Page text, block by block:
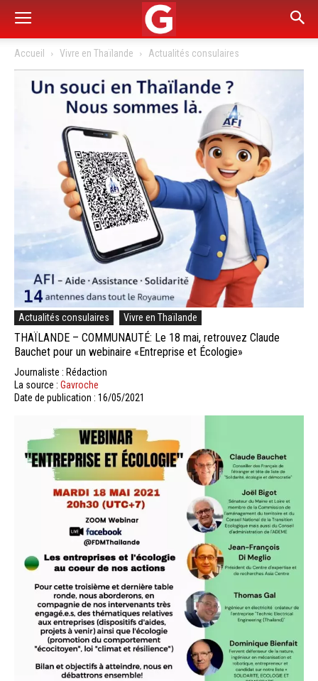
Accueil Vivre en Thaïlande Actualités consulaires
Actualités consulaires Vivre en Thaïlande
THAÏLANDE – COMMUNAUTÉ: Le 18 mai, retrouvez Claude
Bauchet pour un webinaire «Entreprise et Écologie»
Journaliste : Rédaction
La source : Gavroche
Date de publication : 16/05/2021